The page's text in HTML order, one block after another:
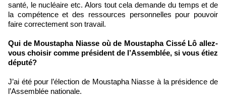
santé, le nucléaire etc. Alors tout cela demande du temps et de
la compétence et des ressources personnelles pour pouvoir
faire correctement son travail.
Qui de Moustapha Niasse où de Moustapha Cissé Lô allez-
vous choisir comme président de l’Assemblée, si vous étiez
député?
J’ai été pour l’élection de Moustapha Niasse à la présidence de
l’Assemblée nationale.